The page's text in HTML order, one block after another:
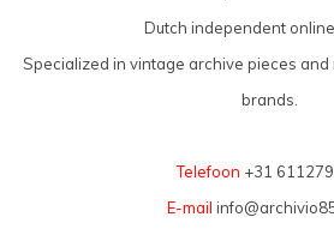
Dutch independent
Specialized in vintage archive pieces
brands.
Telefoon +31
E-mail